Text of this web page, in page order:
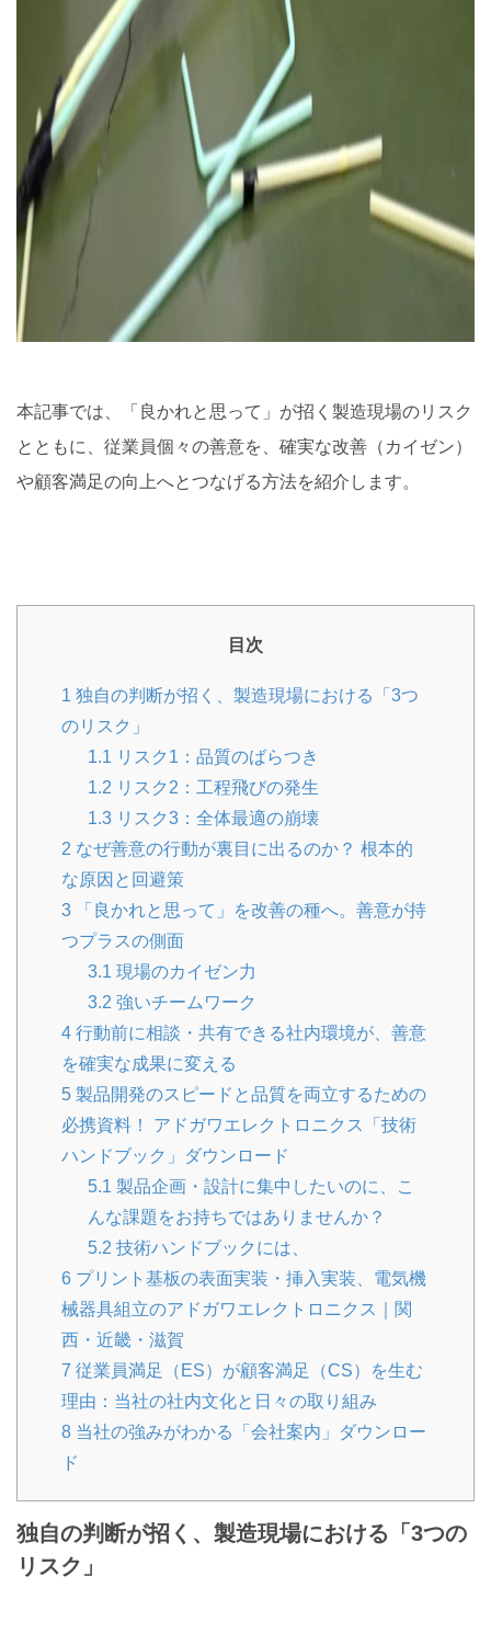
本記事では、「良かれと思って」が招く製造現場のリスク
とともに、従業員個々の善意を、確実な改善（カイゼン）
や顧客満足の向上へとつなげる方法を紹介します。
目次
1 独自の判断が招く、製造現場における「3つ
のリスク」
1.1 リスク1：品質のばらつき
1.2 リスク2：工程飛びの発生
1.3 リスク3：全体最適の崩壊
2 なぜ善意の行動が裏目に出るのか？ 根本的
な原因と回避策
3 「良かれと思って」を改善の種へ。善意が持
つプラスの側面
3.1 現場のカイゼン力
3.2 強いチームワーク
4 行動前に相談・共有できる社内環境が、善意
を確実な成果に変える
5 製品開発のスピードと品質を両立するための
必携資料！ アドガワエレクトロニクス「技術
ハンドブック」ダウンロード
5.1 製品企画・設計に集中したいのに、こ
んな課題をお持ちではありませんか？
5.2 技術ハンドブックには、
6 プリント基板の表面実装・挿入実装、電気機
械器具組立のアドガワエレクトロニクス｜関
西・近畿・滋賀
7 従業員満足（ES）が顧客満足（CS）を生む
理由：当社の社内文化と日々の取り組み
8 当社の強みがわかる「会社案内」ダウンロー
ド
独自の判断が招く、製造現場における「3つの
リスク」